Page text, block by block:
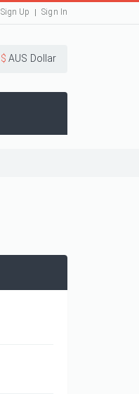
Sign Up Sign In
$ AUS Dollar